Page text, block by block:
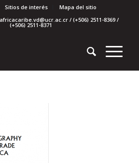
Sitios de interés
Mapa del sitio
/ (+506) 2511-8369 /
(+506) 2511-8371